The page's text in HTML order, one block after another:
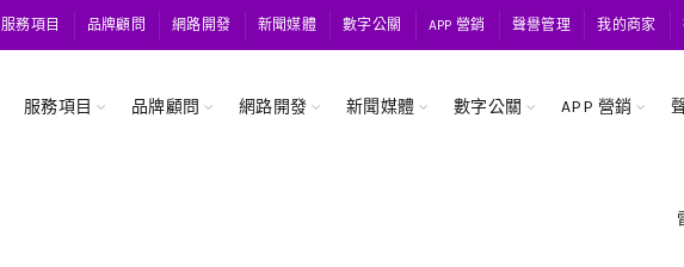
服務項目 品牌顧問 網路開發 新聞媒體 數字公關 APP 營銷 聲譽管理 我的商家
服務項目 品牌顧問 網路開發 新聞媒體 數字公關 APP 營銷